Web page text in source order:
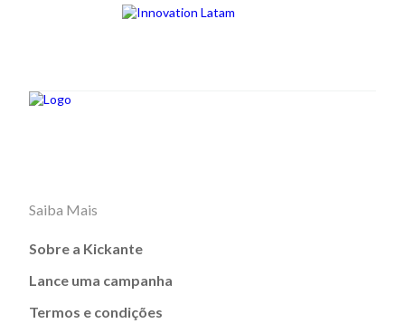
Saiba Mais
Sobre a Kickante
Lance uma campanha
Termos e condições